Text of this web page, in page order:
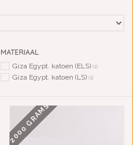
MATERIAAL
Giza Egypt. katoen (ELS) (1)
Giza Egypt. katoen (LS) (1)
2000 GRAMS